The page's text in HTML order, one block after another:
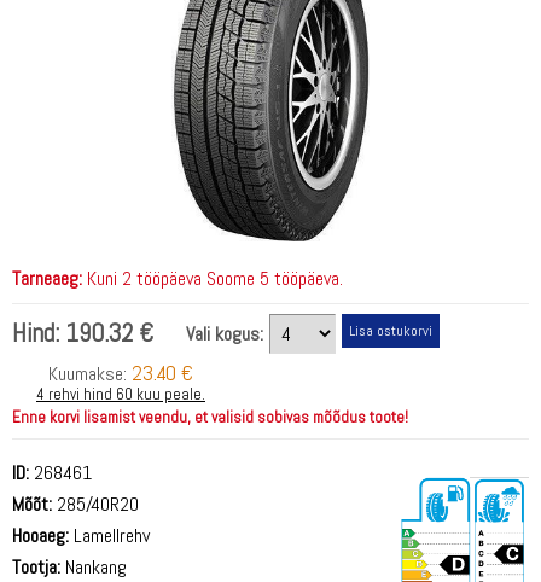
Tarneaeg: Kuni 2 tööpäeva Soome 5 tööpäeva.
Hind: 190.32 €
Vali kogus:
Kuumakse: 23.40 €
4 rehvi hind 60 kuu peale.
Enne korvi lisamist veendu, et valisid sobivas mõõdus toote!
ID: 268461
Mõõt: 285/40R20
Hooaeg: Lamellrehv
Tootja: Nankang